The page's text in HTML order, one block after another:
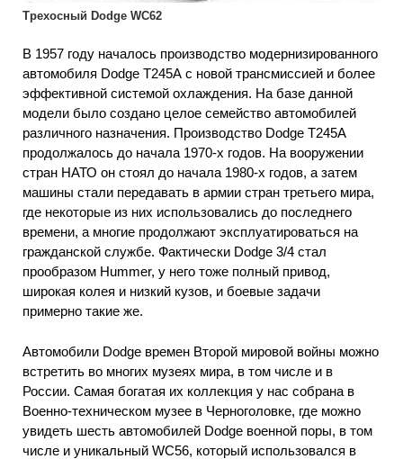
Трехосный Dodge WC62
В 1957 году началось производство модернизированного
автомобиля Dodge Т245А с новой трансмиссией и более
эффективной системой охлаждения. На базе данной
модели было создано целое семейство автомобилей
различного назначения. Производство Dodge Т245А
продолжалось до начала 1970-х годов. На вооружении
стран НАТО он стоял до начала 1980-х годов, а затем
машины стали передавать в армии стран третьего мира,
где некоторые из них использовались до последнего
времени, а многие продолжают эксплуатироваться на
гражданской службе. Фактически Dodge 3/4 стал
прообразом Hummer, у него тоже полный привод,
широкая колея и низкий кузов, и боевые задачи
примерно такие же.
Автомобили Dodge времен Второй мировой войны можно
встретить во многих музеях мира, в том числе и в
России. Самая богатая их коллекция у нас собрана в
Военно-техническом музее в Черноголовке, где можно
увидеть шесть автомобилей Dodge военной поры, в том
числе и уникальный WC56, который использовался в